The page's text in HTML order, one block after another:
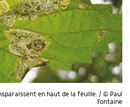
en haut de la feuille. / © Paul
Fontaine